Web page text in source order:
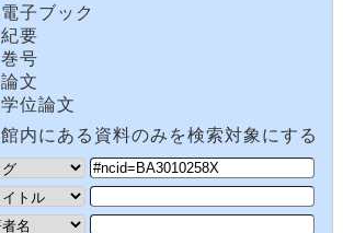
電子ブック
紀要
巻号
論文
学位論文
館内にある資料のみを検索対象にする